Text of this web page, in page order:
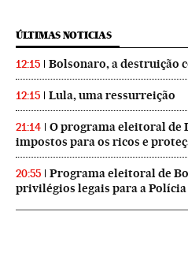
ÚLTIMAS NOTICIAS
12:15 Bolsonaro, a destruição
12:15 Lula, uma ressurreição
21:14
O programa eleitoral de
impostos para os ricos e
20:55
Programa eleitoral de
privilégios legais para a Polícia